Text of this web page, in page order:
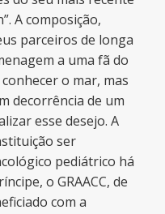
A composição,
parceiros de longa
a uma fã do
o mar, mas
decorrência de um
esse desejo. A
ser
pediátrico há
o GRAACC, de
com a